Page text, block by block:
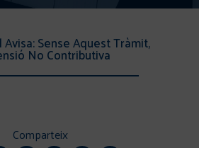
Sense Aquest Tràmit,
No Contributiva
Comparteix